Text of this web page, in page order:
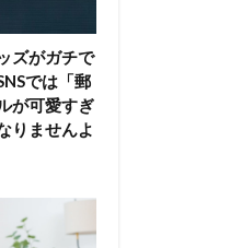
ズがガチで
では「郵
が可愛すぎ
りませんよ